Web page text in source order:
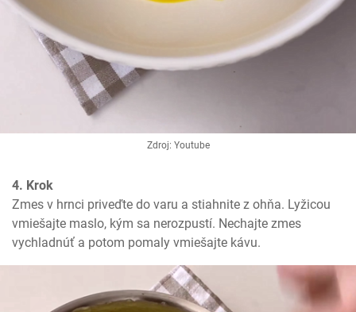
Zdroj: Youtube
4. Krok
Zmes v hrnci priveďte do varu a stiahnite z ohňa. Lyžicou
vmiešajte maslo, kým sa nerozpustí. Nechajte zmes
vychladnúť a potom pomaly vmiešajte kávu.